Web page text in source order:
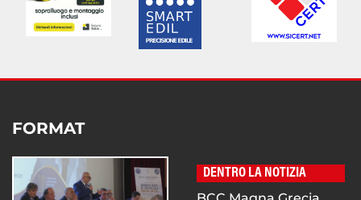
FORMAT
DENTRO LA NOTIZIA